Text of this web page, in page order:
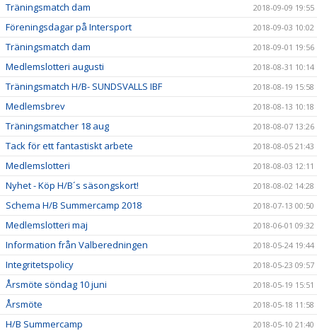
Träningsmatch dam 2018-09-09 19:55
Föreningsdagar på Intersport 2018-09-03 10:02
Träningsmatch dam 2018-09-01 19:56
Medlemslotteri augusti 2018-08-31 10:14
Träningsmatch H/B- SUNDSVALLS IBF 2018-08-19 15:58
Medlemsbrev 2018-08-13 10:18
Träningsmatcher 18 aug 2018-08-07 13:26
Tack för ett fantastiskt arbete 2018-08-05 21:43
Medlemslotteri 2018-08-03 12:11
Nyhet - Köp H/B´s säsongskort! 2018-08-02 14:28
Schema H/B Summercamp 2018 2018-07-13 00:50
Medlemslotteri maj 2018-06-01 09:32
Information från Valberedningen 2018-05-24 19:44
Integritetspolicy 2018-05-23 09:57
Årsmöte söndag 10 juni 2018-05-19 15:51
Årsmöte 2018-05-18 11:58
H/B Summercamp 2018-05-10 21:40